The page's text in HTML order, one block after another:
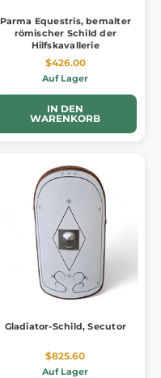
Parma Equestris, bemalter
römischer Schild der
Hilfskavallerie
$426.00
Auf Lager
IN DEN
WARENKORB
Gladiator-Schild, Secutor
$825.60
Auf Lager